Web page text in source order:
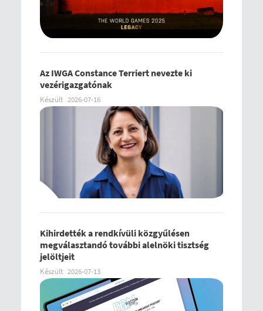
Az IWGA Constance Terriert nevezte ki
vezérigazgatónak
Készült 2026-07-16
Kihirdették a rendkívüli közgyűlésen
megválasztandó további alelnöki tisztség
jelöltjeit
Készült 2026-07-13